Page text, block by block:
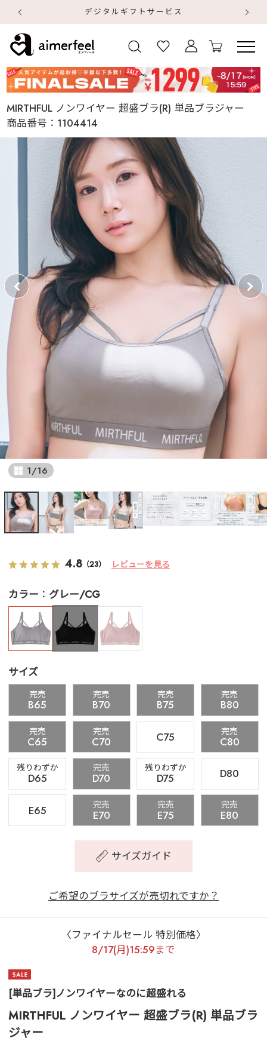
デジタルギフトサービス
MIRTHFUL ノンワイヤー 超盛ブラ(R) 単品ブラジャー
商品番号： 1104414
1/16
4.8 （23） レビューを見る
カラー グレー/CG
サイズ
完売
B65
完売
B70
完売
B75
完売
B80
完売
C65
完売
C70 C75 完売
C80
残りわずか
D65
完売
D70
残りわずか
D75 D80
E65 完売
E70
完売
E75
完売
E80
サイズガイド
ご希望のブラサイズが売切れですか？
〈ファイナルセール 特別価格〉
8/17(月)15:59まで
[単品ブラ]ノンワイヤーなのに超盛れる
MIRTHFUL ノンワイヤー 超盛ブラ(R) 単品ブラ
ジャー